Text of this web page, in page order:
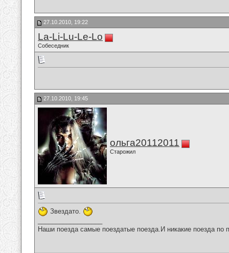
27.10.2010, 19:22
La-Li-Lu-Le-Lo
Собеседник
27.10.2010, 19:45
ольга20112011
Старожил
Звездато.
Наши поезда самые поездатые поезда.И никакие поезда по